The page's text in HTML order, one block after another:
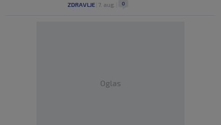
ZDRAVLJE 7. aug. 0
Oglas